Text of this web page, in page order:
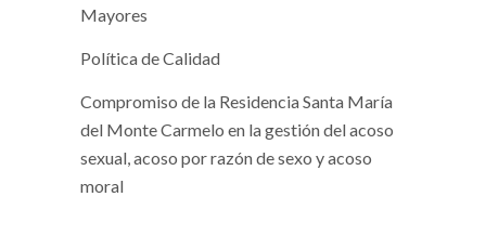
Mayores
Política de Calidad
Compromiso de la Residencia Santa María
del Monte Carmelo en la gestión del acoso
sexual, acoso por razón de sexo y acoso
moral